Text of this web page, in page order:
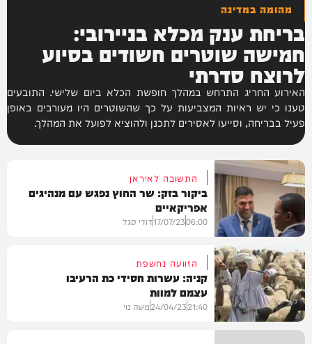
מהומה במדינה
בריחת ענק מכלא בניירובי:
חמישה שוטרים חשודים בסיוע
לרוצח סדרתי
האירוע החריג התרחש במהלך חופשת הכלא ביום שלישי. התובעים
טענו כי יש ראיות המצביעות על כך שהשוטרים היו מעורבים באופן
פעיל בבריחה, וסייעו לאסירים לתכנן ולהוציא לפועל את המהלך.
בעולם
התשובה לאיראן
ביקור בזק: שר החוץ נפגש עם מנהיגים
אפריקאיים
06:00
17/07/23דודי סגל
הזוועה נחשפת
קניה: עשרות חסידי כת הרעיבו
עצמם למוות
21:40
24/04/23משה נוי